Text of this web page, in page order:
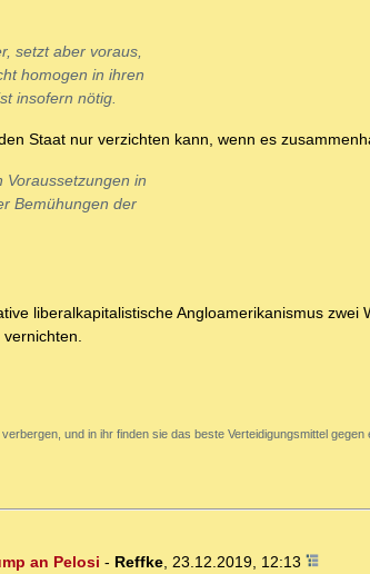
setzt aber voraus,
homogen in ihren
insofern nötig.
Staat nur verzichten kann, wenn es
Voraussetzungen in
Bemühungen der
liberalkapitalistische Angloamerikanismus zwei
und in ihr finden sie das beste Verteidigungsmittel
an Pelosi - Reffke, 23.12.2019, 12:13